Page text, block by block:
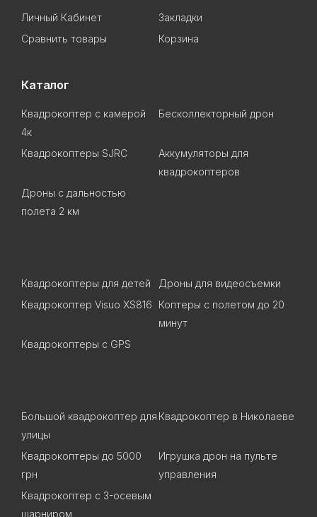
Личный Кабинет
Закладки
Сравнить товары
Корзина
Каталог
Квадрокоптер с камерой
4к
Бесколлекторный дрон
Квадрокоптеры SJRC
Аккумуляторы для
квадрокоптеров
Дроны с дальностью
полета 2 км
Квадрокоптеры для детей
Дроны для видеосъемки
Квадрокоптер Visuo XS816
Коптеры с полетом до 20
минут
Квадрокоптеры c GPS
Большой квадрокоптер для
улицы
Квадрокоптер в Николаеве
Квадрокоптеры до 5000
грн
Игрушка дрон на пульте
управления
Квадрокоптер с 3-осевым
шарниром